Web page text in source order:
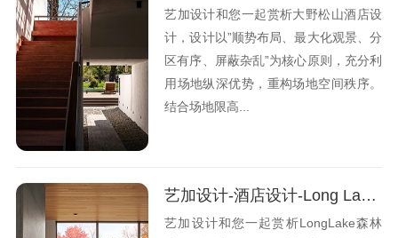
艺加设计和您一起赏析大野松山酒店设
计，设计以”顺势布局、最大化观景、分
区有序、屏蔽杂乱”为核心原则，充分利
用场地纵深优势，重构场地空间秩序。
结合场地限高...
艺加设计-酒店设计-Long Lake 度假屋：隐于森林半岛的度假小屋
艺加设计和您一起赏析LongLake森林